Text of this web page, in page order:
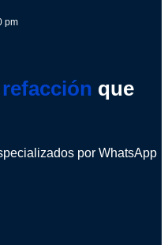
pm
refacción que
por WhatsApp